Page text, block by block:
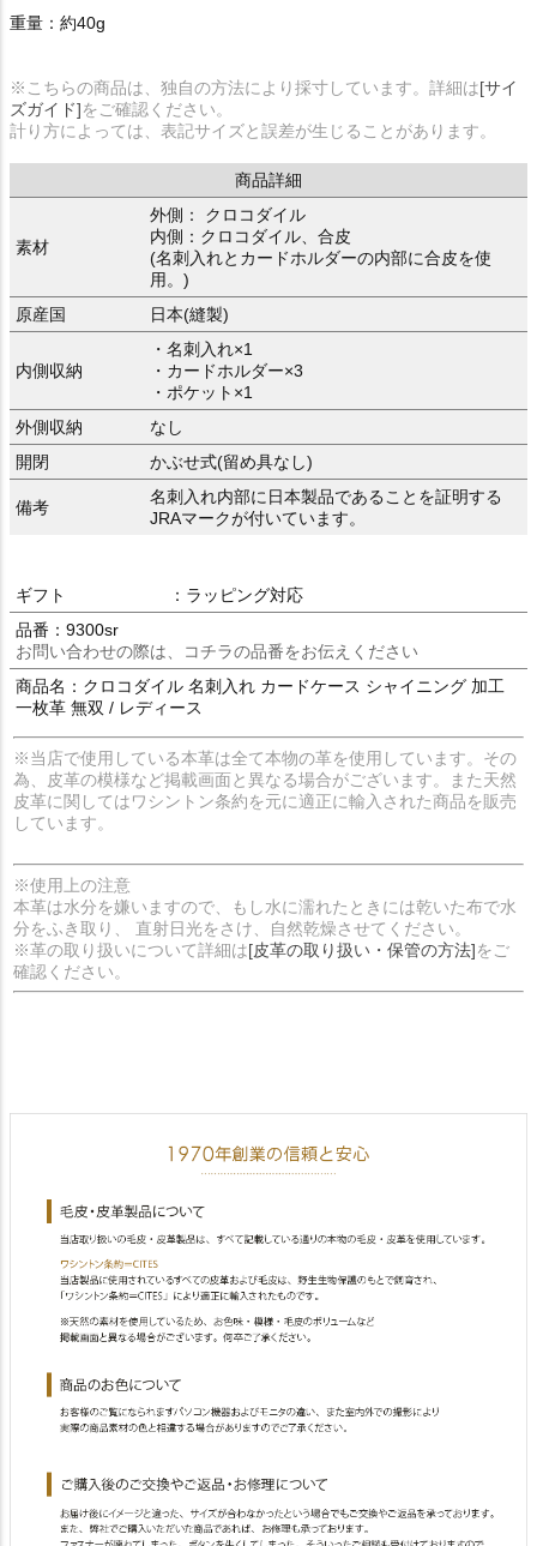
重量：約40g
※こちらの商品は、独自の方法により採寸しています。詳細は[サイ
ズガイド]をご確認ください。
計り方によっては、表記サイズと誤差が生じることがあります。
商品詳細
素材
外側： クロコダイル
内側：クロコダイル、合皮
(名刺入れとカードホルダーの内部に合皮を使
用。)
原産国
日本(縫製)
内側収納
・名刺入れ×1
・カードホルダー×3
・ポケット×1
外側収納
なし
開閉
かぶせ式(留め具なし)
備考
名刺入れ内部に日本製品であることを証明する
JRAマークが付いています。
ギフト
：ラッピング対応
品番：9300sr
お問い合わせの際は、コチラの品番をお伝えください
商品名：クロコダイル 名刺入れ カードケース シャイニング 加工
一枚革 無双 / レディース
※当店で使用している本革は全て本物の革を使用しています。その
為、皮革の模様など掲載画面と異なる場合がございます。また天然
皮革に関してはワシントン条約を元に適正に輸入された商品を販売
しています。
※使用上の注意
本革は水分を嫌いますので、もし水に濡れたときには乾いた布で水
分をふき取り、 直射日光をさけ、自然乾燥させてください。
※革の取り扱いについて詳細は[皮革の取り扱い・保管の方法]をご
確認ください。